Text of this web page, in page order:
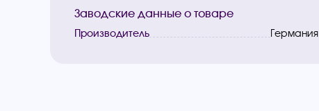
Заводские данные о товаре
Производитель Германия